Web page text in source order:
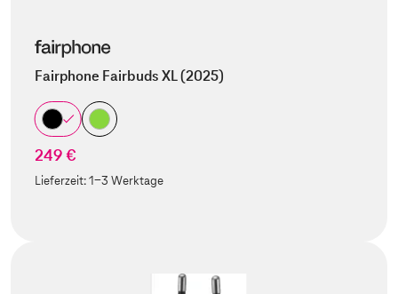
Fairphone Fairbuds XL (2025)
249 €
Lieferzeit:1-3 Werktage